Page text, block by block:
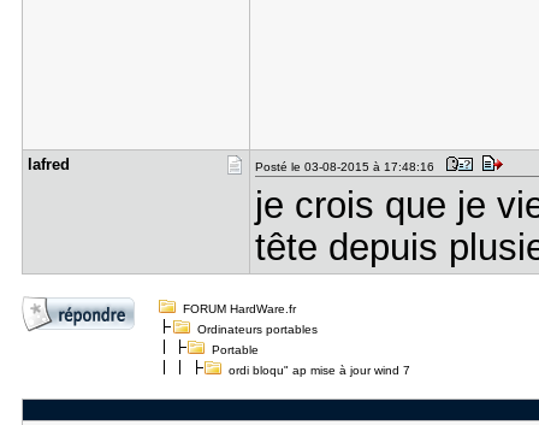
lafred Posté le 03-08-2015 à 17:48:16
je crois que je
tête depuis
FORUM HardWare.fr
Ordinateurs portables
Portable
ordi bloqu" ap mise à jour wind 7